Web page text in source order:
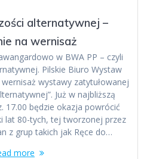
alternatywnej –
na wernisaż
w BWA PP – czyli
Pilskie Biuro Wystaw
wystawy zatytułowanej
Już w najbliższą
17.00 będzie okazja powrócić
lat 80-tych, tej tworzonej przez
z grup takich jak Ręce do…
more